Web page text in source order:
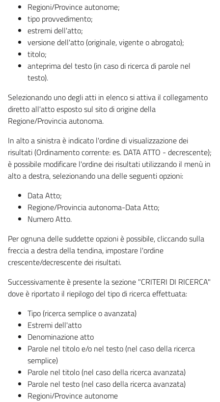
Regioni/Province autonome;
tipo provvedimento;
estremi dell'atto;
versione dell'atto (originale, vigente o abrogato);
titolo;
anteprima del testo (in caso di ricerca di parole nel
testo).
Selezionando uno degli atti in elenco si attiva il collegamento
diretto all'atto esposto sul sito di origine della
Regione/Provincia autonoma.
In alto a sinistra è indicato l'ordine di visualizzazione dei
risultati (Ordinamento corrente: es. DATA ATTO - decrescente);
è possibile modificare l'ordine dei risultati utilizzando il menù in
alto a destra, selezionando una delle seguenti opzioni:
Data Atto;
Regione/Provincia autonoma-Data Atto;
Numero Atto.
Per ognuna delle suddette opzioni è possibile, cliccando sulla
freccia a destra della tendina, impostare l'ordine
crescente/decrescente dei risultati.
Successivamente è presente la sezione "CRITERI DI RICERCA"
dove è riportato il riepilogo del tipo di ricerca effettuata:
Tipo (ricerca semplice o avanzata)
Estremi dell'atto
Denominazione atto
Parole nel titolo e/o nel testo (nel caso della ricerca
semplice)
Parole nel titolo (nel caso della ricerca avanzata)
Parole nel testo (nel caso della ricerca avanzata)
Regioni/Province autonome